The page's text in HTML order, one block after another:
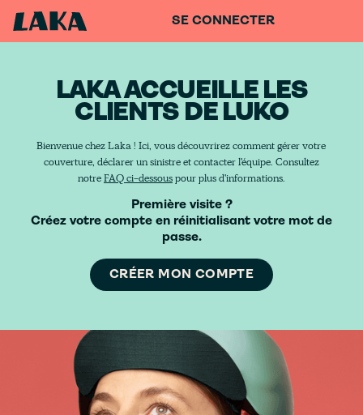
SE CONNECTER
LAKA ACCUEILLE LES
CLIENTS DE LUKO
Bienvenue chez Laka ! Ici, vous découvrirez comment gérer votre
couverture, déclarer un sinistre et contacter l'équipe. Consultez
notreFAQ ci-dessouspour plus d'informations.
Première visite ?
Créez votre compte en réinitialisant votre mot de
passe.
CRÉER MON COMPTE